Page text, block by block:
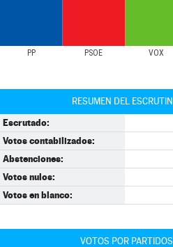
PP PSOE VOX
RESUMEN DEL
Escrutado:
Votos contabilizados:
Abstenciones:
Votos nulos:
Votos en blanco:
VOTOS POR